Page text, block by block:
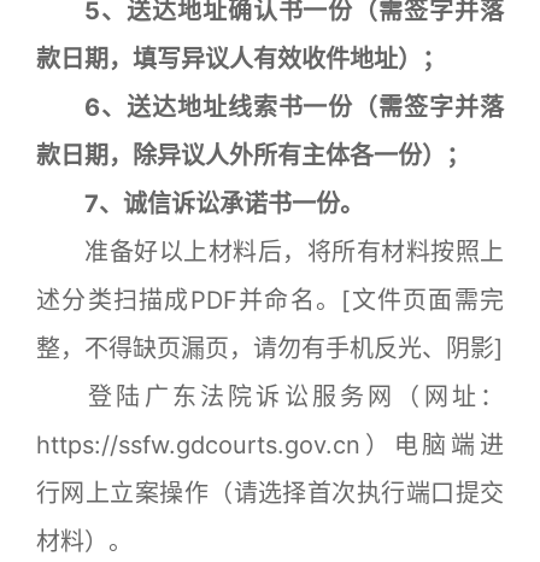
5、送达地址确认书一份（需签字并落
款日期，填写异议人有效收件地址）；
6、送达地址线索书一份（需签字并落
款日期，除异议人外所有主体各一份）；
7、诚信诉讼承诺书一份。
准备好以上材料后，将所有材料按照上
述分类扫描成PDF并命名。[文件页面需完
整，不得缺页漏页，请勿有手机反光、阴影]
登陆广东法院诉讼服务网（网址：
https://ssfw.gdcourts.gov.cn）电脑端进
行网上立案操作（请选择首次执行端口提交
材料）。